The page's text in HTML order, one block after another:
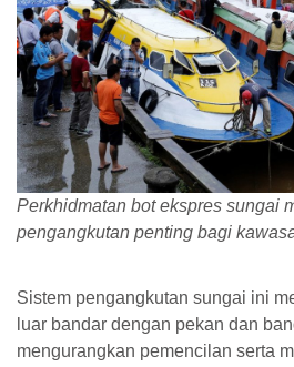
Perkhidmatan bot ekspres sungai
pengangkutan penting bagi
Sistem pengangkutan sungai ini
luar bandar dengan pekan dan
mengurangkan pemencilan serta